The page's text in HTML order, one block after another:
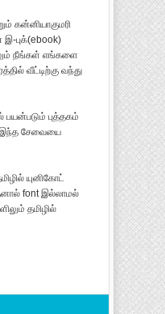
கன்னியாகுமரி
இ-புக்(ebook)
நீங்கள் எங்களை
வீட்டிற்கு வந்து
புத்தகம்
இந்த சேவையை
யுனிகோட்
font இல்லாமல்
தமிழில்